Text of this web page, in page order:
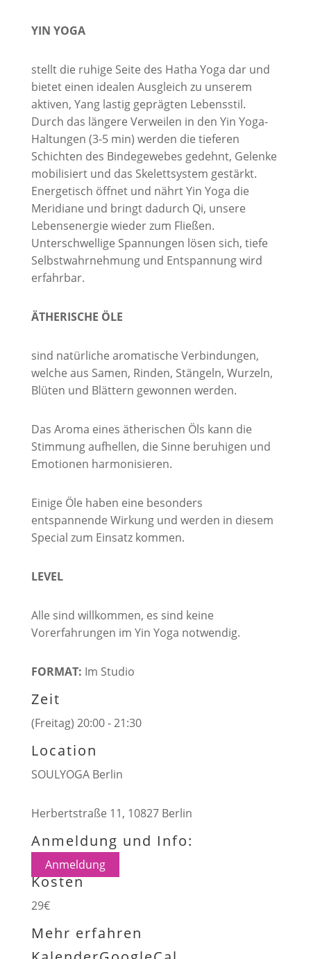
YIN YOGA
stellt die ruhige Seite des Hatha Yoga dar und
bietet einen idealen Ausgleich zu unserem
aktiven, Yang lastig geprägten Lebensstil.
Durch das längere Verweilen in den Yin Yoga-
Haltungen (3-5 min) werden die tieferen
Schichten des Bindegewebes gedehnt, Gelenke
mobilisiert und das Skelettsystem gestärkt.
Energetisch öffnet und nährt Yin Yoga die
Meridiane und bringt dadurch Qi, unsere
Lebensenergie wieder zum Fließen.
Unterschwellige Spannungen lösen sich, tiefe
Selbstwahrnehmung und Entspannung wird
erfahrbar.
ÄTHERISCHE ÖLE
sind natürliche aromatische Verbindungen,
welche aus Samen, Rinden, Stängeln, Wurzeln,
Blüten und Blättern gewonnen werden.
Das Aroma eines ätherischen Öls kann die
Stimmung aufhellen, die Sinne beruhigen und
Emotionen harmonisieren.
Einige Öle haben eine besonders
entspannende Wirkung und werden in diesem
Special zum Einsatz kommen.
LEVEL
Alle sind willkommen, es sind keine
Vorerfahrungen im Yin Yoga notwendig.
FORMAT: Im Studio
Zeit
(Freitag) 20:00 - 21:30
Location
SOULYOGA Berlin
Herbertstraße 11, 10827 Berlin
Anmeldung und Info:
Anmeldung
Kosten
29€
Mehr erfahren